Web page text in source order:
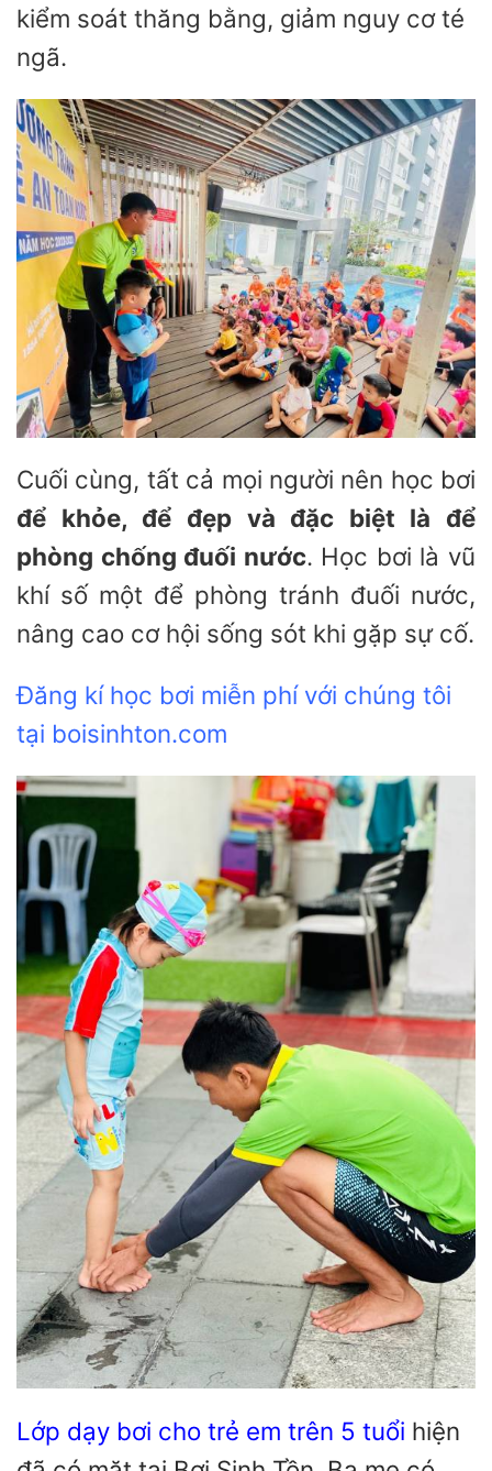
kiểm soát thăng bằng, giảm nguy cơ té
ngã.
Cuối cùng, tất cả mọi người nên học bơi
để khỏe, để đẹp và đặc biệt là để
phòng chống đuối nước. Học bơi là vũ
khí số một để phòng tránh đuối nước,
nâng cao cơ hội sống sót khi gặp sự cố.
Đăng kí học bơi miễn phí với chúng tôi
tại boisinhton.com
Lớp dạy bơi cho trẻ em trên 5 tuổi hiện